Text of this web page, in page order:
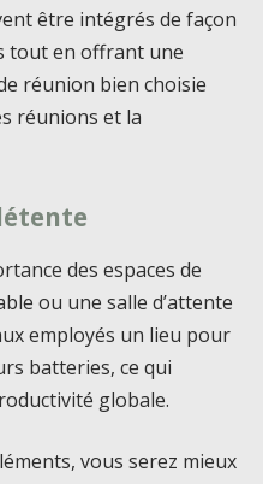
être intégrés de façon
tout en offrant une
réunion bien choisie
réunions et la
des espaces de
ou une salle d’attente
employés un lieu pour
batteries, ce qui
globale.
vous serez mieux